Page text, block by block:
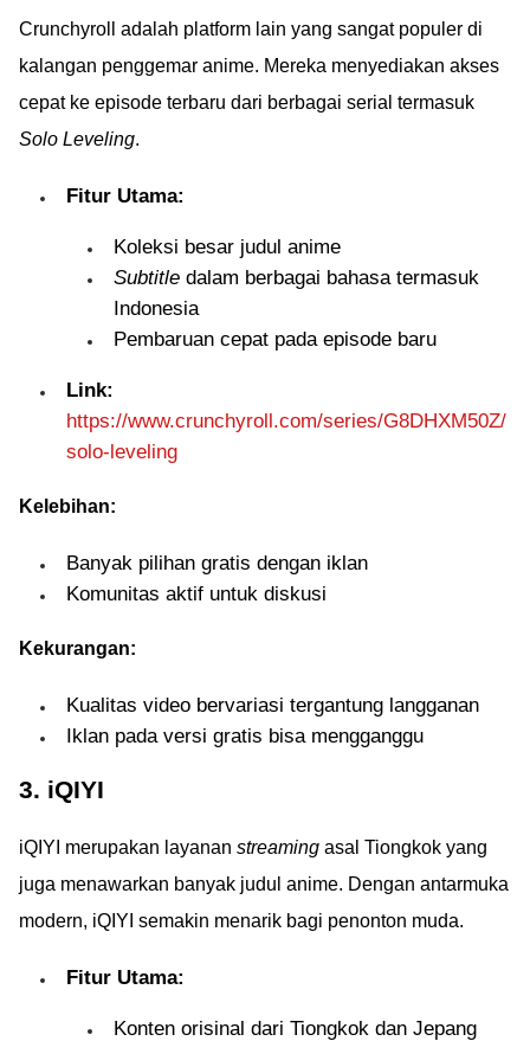
Crunchyroll adalah platform lain yang sangat populer di
kalangan penggemar anime. Mereka menyediakan akses
cepat ke episode terbaru dari berbagai serial termasuk
Solo Leveling.
Fitur Utama:
Koleksi besar judul anime
Subtitle dalam berbagai bahasa termasuk
Indonesia
Pembaruan cepat pada episode baru
Link:
https://www.crunchyroll.com/series/G8DHXM50Z/
solo-leveling
Kelebihan:
Banyak pilihan gratis dengan iklan
Komunitas aktif untuk diskusi
Kekurangan:
Kualitas video bervariasi tergantung langganan
Iklan pada versi gratis bisa mengganggu
3. iQIYI
iQIYI merupakan layanan streaming asal Tiongkok yang
juga menawarkan banyak judul anime. Dengan antarmuka
modern, iQIYI semakin menarik bagi penonton muda.
Fitur Utama:
Konten orisinal dari Tiongkok dan Jepang